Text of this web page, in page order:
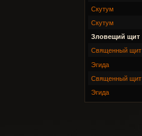
Скутум
Скутум
Зловещий щит
Священный щит
Эгида
Священный щит
Эгида